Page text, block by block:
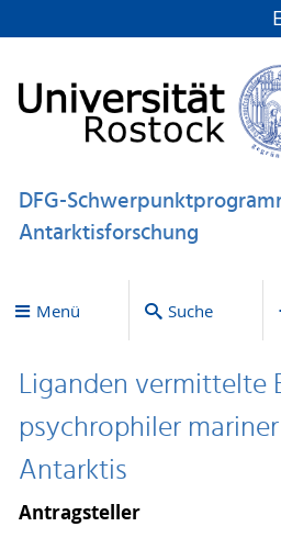
DFG-
Antarktisforschung
Menü Suche
Liganden vermittelte
psychrophiler
Antarktis
Antragsteller